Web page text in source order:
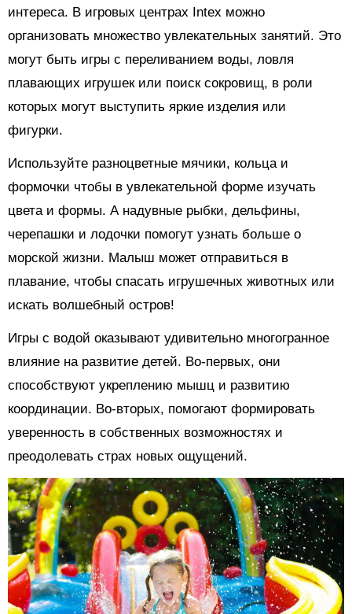
интереса. В игровых центрах Intex можно
организовать множество увлекательных занятий. Это
могут быть игры с переливанием воды, ловля
плавающих игрушек или поиск сокровищ, в роли
которых могут выступить яркие изделия или
фигурки.
Используйте разноцветные мячики, кольца и
формочки чтобы в увлекательной форме изучать
цвета и формы. А надувные рыбки, дельфины,
черепашки и лодочки помогут узнать больше о
морской жизни. Малыш может отправиться в
плавание, чтобы спасать игрушечных животных или
искать волшебный остров!
Игры с водой оказывают удивительно многогранное
влияние на развитие детей. Во-первых, они
способствуют укреплению мышц и развитию
координации. Во-вторых, помогают формировать
уверенность в собственных возможностях и
преодолевать страх новых ощущений.